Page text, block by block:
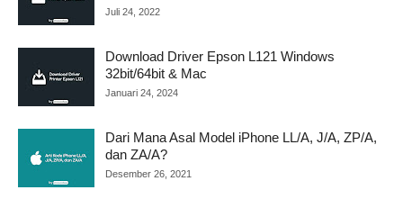
Juli 24, 2022
Download Driver Epson L121 Windows
32bit/64bit & Mac
Januari 24, 2024
Dari Mana Asal Model iPhone LL/A, J/A, ZP/A,
dan ZA/A?
Desember 26, 2021